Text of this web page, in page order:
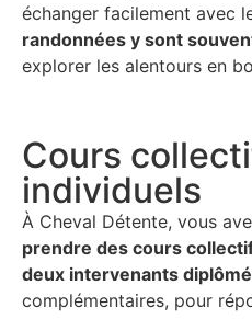
échanger facilement avec
randonnées y sont
explorer les alentours en
Cours
individuels
À Cheval Détente, vous
prendre des cours
deux intervenants
complémentaires, pour